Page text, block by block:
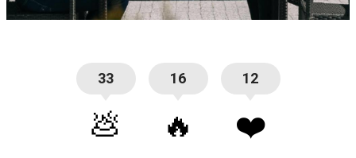
33
💩
16
🔥
12
❤️